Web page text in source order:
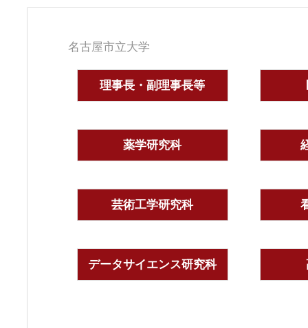
名古屋市立大学
理事長・副理事長等
薬学研究科
芸術工学研究科
データサイエンス研究科